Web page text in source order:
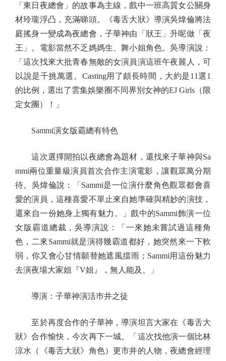
「東日夜總會」的故事為主線，戲中一班高質女公關身
材玲瓏浮凸，充滿睇頭。《毒舌大狀》導演吳煒倫將法
庭搖身一變成為夜總會，子華神由「狀王」升呢做「夜
王」。電影當然不乏媽媽生、舞小姐角色。吳導演說：
「這次找來大批青春無敵的女演員演這班午夜麗人，可
以說是千挑萬選。Casting用了頗長時間，大約是11選1
的比例，選出了雲集娛樂圈不同界別女神的EJ Girls（限
定女團）！」
Sammi演女版霸總有特色
這次選擇開拍以夜總會為題材，還找來子華神與Sa
mmi兩位重量級演員首次合作主演電影，讓觀眾萬分期
待。吳煒倫說：「Sammi是一位演什麼角色觀眾都會喜
愛的演員，這種喜愛不單止來自她準確與精妙的演技，
還來自一份她身上獨有魅力。」戲中的Sammi飾演一位
女版霸道總裁，吳導演說：「一來她未嘗試過這種角
色，二來Sammi就是演得幾霸道都好，她突然來一下軟
弱，你又會心甘情願替她遮風擋雨；Sammi用這份魅力
去演夜場大家姐『V姐』，無人能及。」
導演：子華神演活巿井之徒
至於再度合作的子華神，導演坦言大家在《毒舌大
狀》合作愉快，今次再下一城。「這次找他演一個比林
涼水（《毒舌大狀》角色）更市井的人物，夜總會經理